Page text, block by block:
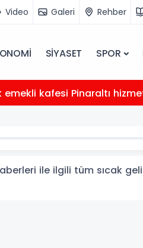
Video Galeri Rehber
SİYASET SPOR
kafesi Pinaraltı
ile ilgili tüm sıcak